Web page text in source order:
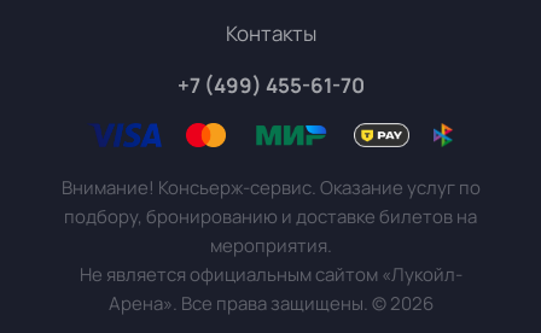
Контакты
+7 (499) 455-61-70
Внимание! Консьерж-сервис. Оказание услуг по
подбору, бронированию и доставке билетов на
мероприятия.
Не является официальным сайтом «Лукойл-
Арена». Все права защищены.©2026